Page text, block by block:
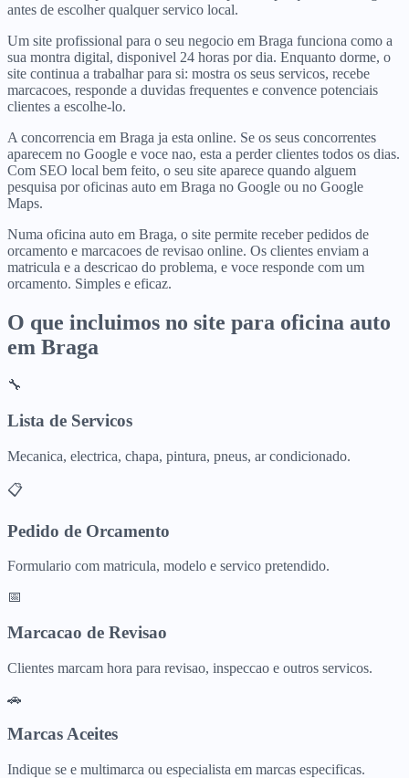
antes de escolher qualquer servico local.
Um site profissional para o seu negocio em Braga funciona como a
sua montra digital, disponivel 24 horas por dia. Enquanto dorme, o
site continua a trabalhar para si: mostra os seus servicos, recebe
marcacoes, responde a duvidas frequentes e convence potenciais
clientes a escolhe-lo.
A concorrencia em Braga ja esta online. Se os seus concorrentes
aparecem no Google e voce nao, esta a perder clientes todos os dias.
Com SEO local bem feito, o seu site aparece quando alguem
pesquisa por oficinas auto em Braga no Google ou no Google
Maps.
Numa oficina auto em Braga, o site permite receber pedidos de
orcamento e marcacoes de revisao online. Os clientes enviam a
matricula e a descricao do problema, e voce responde com um
orcamento. Simples e eficaz.
O que incluimos no site para oficina auto
em Braga
🔧
Lista de Servicos
Mecanica, electrica, chapa, pintura, pneus, ar condicionado.
📋
Pedido de Orcamento
Formulario com matricula, modelo e servico pretendido.
📅
Marcacao de Revisao
Clientes marcam hora para revisao, inspeccao e outros servicos.
🚗
Marcas Aceites
Indique se e multimarca ou especialista em marcas especificas.